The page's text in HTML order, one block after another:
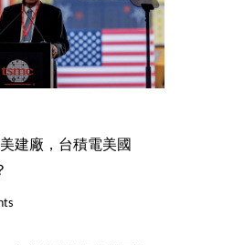
建廠，台積電美國